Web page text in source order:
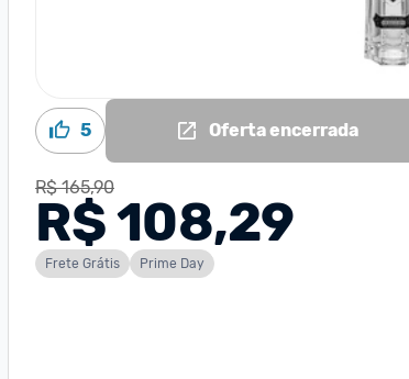
5 Oferta encerrada
R$ 165,90
R$ 108,29
Frete Grátis Prime Day